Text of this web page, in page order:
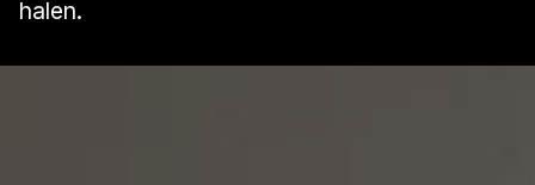
halen.